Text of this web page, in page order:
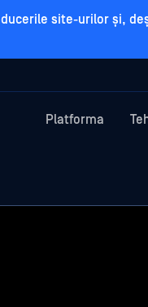
site-urilor și,
Platforma